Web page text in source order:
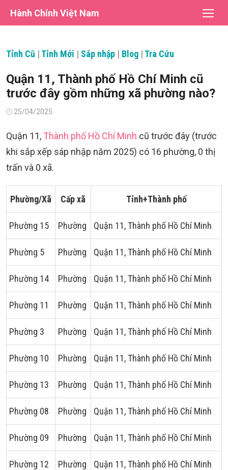
Hành Chính Việt Nam
Tỉnh Cũ | Tỉnh Mới | Sáp nhập | Blog | Tra Cứu
Quận 11, Thành phố Hồ Chí Minh cũ
trước đây gồm những xã phường nào?
Đăng25/04/2025
Quận 11, Thành phố Hồ Chí Minh cũ trước đây (trước
khi sắp xếp sáp nhập năm 2025) có 16 phường, 0 thị
trấn và 0 xã.
Phường/Xã Cấp xã Tỉnh+Thành phố
Phường 15 Phường Quận 11, Thành phố Hồ Chí Minh
Phường 5 Phường Quận 11, Thành phố Hồ Chí Minh
Phường 14 Phường Quận 11, Thành phố Hồ Chí Minh
Phường 11 Phường Quận 11, Thành phố Hồ Chí Minh
Phường 3 Phường Quận 11, Thành phố Hồ Chí Minh
Phường 10 Phường Quận 11, Thành phố Hồ Chí Minh
Phường 13 Phường Quận 11, Thành phố Hồ Chí Minh
Phường 08 Phường Quận 11, Thành phố Hồ Chí Minh
Phường 09 Phường Quận 11, Thành phố Hồ Chí Minh
Phường 12 Phường Quận 11, Thành phố Hồ Chí Minh